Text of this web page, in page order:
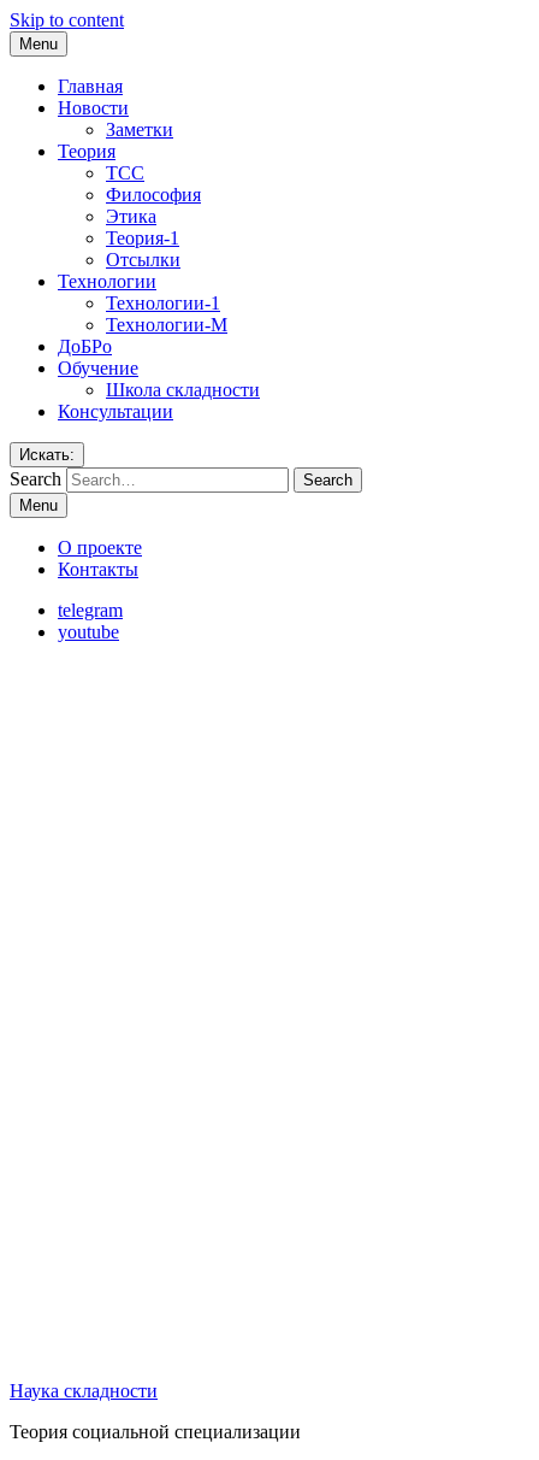
Skip to content
Menu
Главная
Новости
Заметки
Теория
ТСС
Философия
Этика
Теория-1
Отсылки
Технологии
Технологии-1
Технологии-М
ДоБРо
Обучение
Школа складности
Консультации
Искать:
Search
Menu
О проекте
Контакты
telegram
youtube
Наука складности
Теория социальной специализации